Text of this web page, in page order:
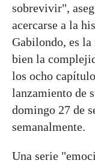
sobrevivir",
acercarse a la
Gabilondo, es
bien la
los ocho
lanzamiento de
domingo 27 de
semanalmente.
Una serie